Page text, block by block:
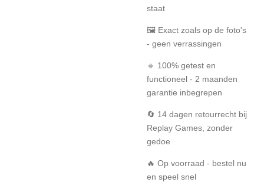
staat
🖼️ Exact zoals op de foto's
- geen verrassingen
🔹 100% getest en
functioneel - 2 maanden
garantie inbegrepen
🔄 14 dagen retourrecht bij
Replay Games, zonder
gedoe
🔥 Op voorraad - bestel nu
en speel snel